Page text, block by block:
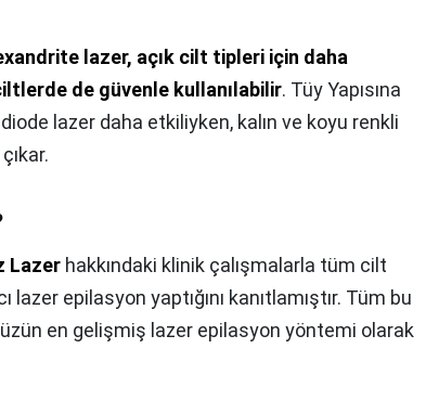
lazer, açık cilt tipleri için daha
de güvenle kullanılabilir. Tüy Yapısına
lazer daha etkiliyken, kalın ve koyu renkli
Lazer hakkındaki klinik çalışmalarla tüm cilt
lazer epilasyon yaptığını kanıtlamıştır. Tüm bu
en gelişmiş lazer epilasyon yöntemi olarak